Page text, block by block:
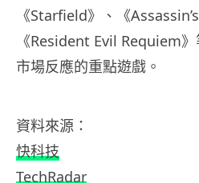
《Starfield》、《
《Resident Evil Requiem
市場反應的重點遊戲。
資料來源：
快科技
TechRadar